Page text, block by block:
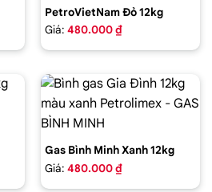
PetroVietNam Đỏ 12kg
Giá: 480.000 ₫
Gas Bình Minh Xanh 12kg
Giá: 480.000 ₫